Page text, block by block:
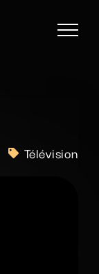
Télévision